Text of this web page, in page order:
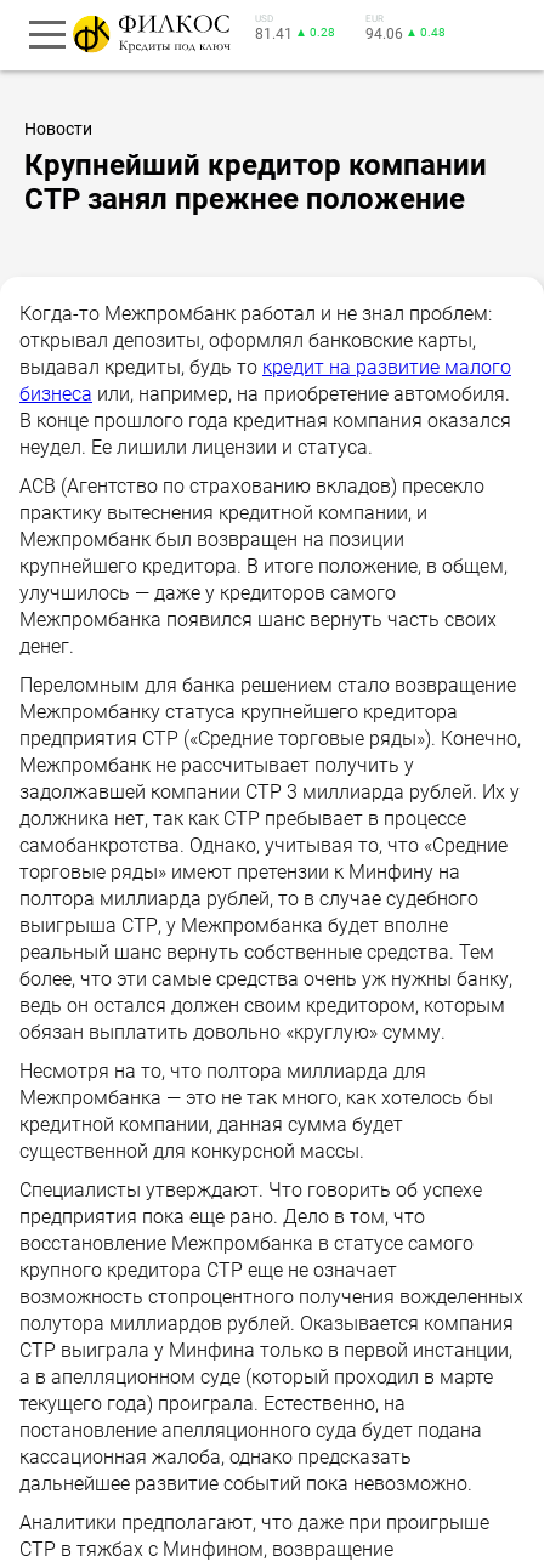
USD
81.41 ▲ 0.28
EUR
94.06 ▲ 0.48
Новости
Крупнейший кредитор компании
СТР занял прежнее положение
Когда-то Межпромбанк работал и не знал проблем:
открывал депозиты, оформлял банковские карты,
выдавал кредиты, будь то кредит на развитие малого
бизнеса или, например, на приобретение автомобиля.
В конце прошлого года кредитная компания оказался
неудел. Ее лишили лицензии и статуса.
АСВ (Агентство по страхованию вкладов) пресекло
практику вытеснения кредитной компании, и
Межпромбанк был возвращен на позиции
крупнейшего кредитора. В итоге положение, в общем,
улучшилось — даже у кредиторов самого
Межпромбанка появился шанс вернуть часть своих
денег.
Переломным для банка решением стало возвращение
Межпромбанку статуса крупнейшего кредитора
предприятия СТР («Средние торговые ряды»). Конечно,
Межпромбанк не рассчитывает получить у
задолжавшей компании СТР 3 миллиарда рублей. Их у
должника нет, так как СТР пребывает в процессе
самобанкротства. Однако, учитывая то, что «Средние
торговые ряды» имеют претензии к Минфину на
полтора миллиарда рублей, то в случае судебного
выигрыша СТР, у Межпромбанка будет вполне
реальный шанс вернуть собственные средства. Тем
более, что эти самые средства очень уж нужны банку,
ведь он остался должен своим кредитором, которым
обязан выплатить довольно «круглую» сумму.
Несмотря на то, что полтора миллиарда для
Межпромбанка — это не так много, как хотелось бы
кредитной компании, данная сумма будет
существенной для конкурсной массы.
Специалисты утверждают. Что говорить об успехе
предприятия пока еще рано. Дело в том, что
восстановление Межпромбанка в статусе самого
крупного кредитора СТР еще не означает
возможность стопроцентного получения вожделенных
полутора миллиардов рублей. Оказывается компания
СТР выиграла у Минфина только в первой инстанции,
а в апелляционном суде (который проходил в марте
текущего года) проиграла. Естественно, на
постановление апелляционного суда будет подана
кассационная жалоба, однако предсказать
дальнейшее развитие событий пока невозможно.
Аналитики предполагают, что даже при проигрыше
СТР в тяжбах с Минфином, возвращение